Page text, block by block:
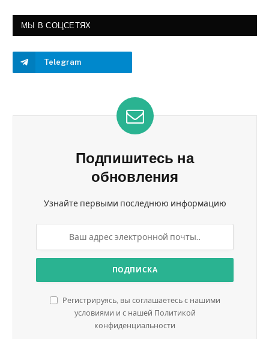
МЫ В СОЦСЕТЯХ
Telegram
Подпишитесь на
обновления
Узнайте первыми последнюю информацию
Регистрируясь, вы соглашаетесь с нашими
условиями и с нашей Политикой
конфиденциальности